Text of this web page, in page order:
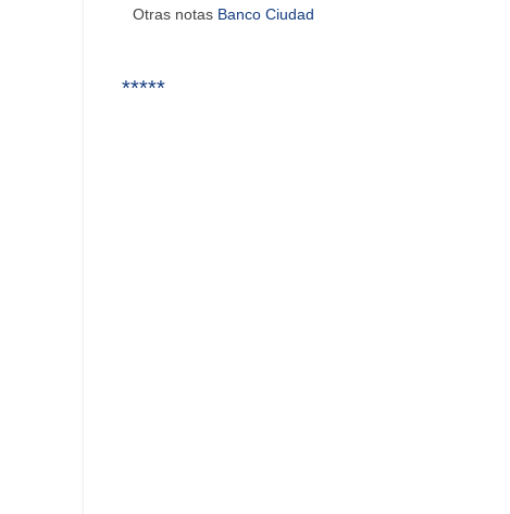
Otras notas Banco Ciudad
*****